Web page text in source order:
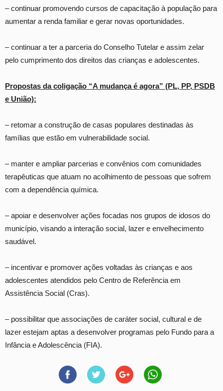
– continuar promovendo cursos de capacitação à população para
aumentar a renda familiar e gerar novas oportunidades.
– continuar a ter a parceria do Conselho Tutelar e assim zelar
pelo cumprimento dos direitos das crianças e adolescentes.
Propostas da coligação “A mudança é agora” (PL, PP, PSDB
e União):
– retomar a construção de casas populares destinadas às
famílias que estão em vulnerabilidade social.
– manter e ampliar parcerias e convênios com comunidades
terapêuticas que atuam no acolhimento de pessoas que sofrem
com a dependência química.
– apoiar e desenvolver ações focadas nos grupos de idosos do
município, visando a interação social, lazer e envelhecimento
saudável.
– incentivar e promover ações voltadas às crianças e aos
adolescentes atendidos pelo Centro de Referência em
Assistência Social (Cras).
– possibilitar que associações de caráter social, cultural e de
lazer estejam aptas a desenvolver programas pelo Fundo para a
Infância e Adolescência (FIA).